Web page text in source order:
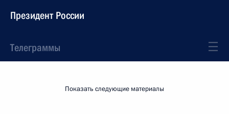
Президент России
Телеграммы
Показать следующие материалы